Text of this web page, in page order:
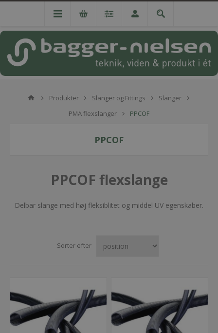
Produkter Slanger og Fittings
Slanger
PMA flexslanger
PPCOF
PPCOF
PPCOF flexslange
Delbar slange med høj fleksiblitet og middel UV egenskaber.
Sorter efter